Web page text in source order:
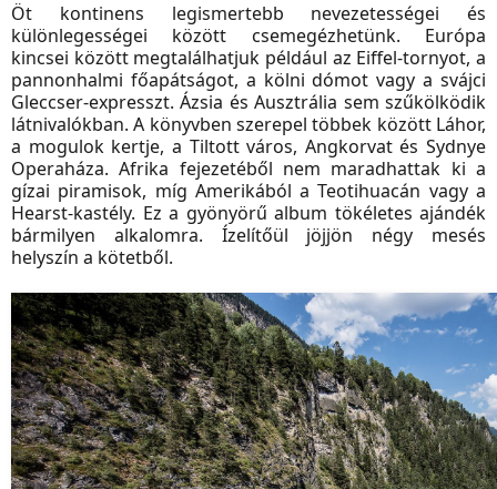
Öt kontinens legismertebb nevezetességei és
különlegességei között csemegézhetünk. Európa
kincsei között megtalálhatjuk például az Eiffel-tornyot, a
pannonhalmi főapátságot, a kölni dómot vagy a svájci
Gleccser-expresszt. Ázsia és Ausztrália sem szűkölködik
látnivalókban. A könyvben szerepel többek között Láhor,
a mogulok kertje, a Tiltott város, Angkorvat és Sydnye
Operaháza. Afrika fejezetéből nem maradhattak ki a
gízai piramisok, míg Amerikából a Teotihuacán vagy a
Hearst-kastély. Ez a gyönyörű album tökéletes ajándék
bármilyen alkalomra. Ízelítőül jöjjön négy mesés
helyszín a kötetből.